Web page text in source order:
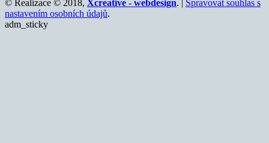
© Realizace © 2018, Xcreative - webdesign. | Spravovat souhlas s
nastavením osobních údajů.
adm_sticky